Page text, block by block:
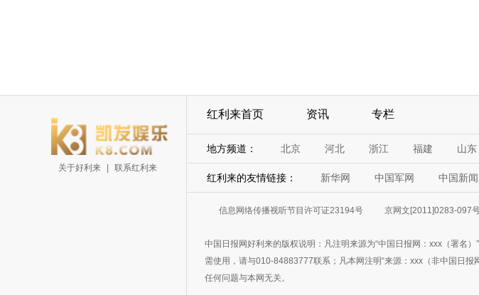
关于好利来 联系红利来
红利来首页 资讯 专栏
地方频道： 北京 河北 浙江 福建 山东
红利来的友情链接： 新华网 中国军网 中国新闻
信息网络传播视听节目许可证23194号 京网文[2011]0283-097
中国日报网好利来的版权说明：凡注明来源为“中国日报网：xxx（署名
需使用，请与010-84883777联系；凡本网注明“来源：xxx（非中国日
任何问题与本网无关。